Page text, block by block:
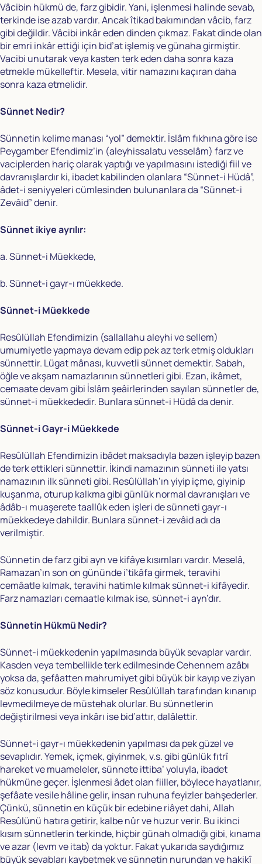
Vâcibin hükmü de, farz gibidir. Yani, işlenmesi halinde sevab,
terkinde ise azab vardır. Ancak îtikad bakımından vâcib, farz
gibi değildir. Vâcibi inkâr eden dinden çıkmaz. Fakat dinde olan
bir emri inkâr ettiği için bid’at işlemiş ve günaha girmiştir.
Vacibi unutarak veya kasten terk eden daha sonra kaza
etmekle mükelleftir. Mesela, vitir namazını kaçıran daha
sonra kaza etmelidir.
Sünnet Nedir?
Sünnetin kelime manası “yol” demektir. İslâm fıkhına göre ise
Peygamber Efendimiz’in (aleyhissalatu vesselâm) farz ve
vaciplerden hariç olarak yaptığı ve yapılmasını istediği fiil ve
davranışlardır ki, ibadet kabilinden olanlara “Sünnet-i Hüdâ”,
âdet-i seniyyeleri cümlesinden bulunanlara da “Sünnet-i
Zevâid” denir.
Sünnet ikiye ayrılır:
a. Sünnet-i Müekkede,
b. Sünnet-i gayr-ı müekkede.
Sünnet-i Müekkede
Resûlüllah Efendimizin (sallallahu aleyhi ve sellem)
umumiyetle yapmaya devam edip pek az terk etmiş oldukları
sünnettir. Lügat mânası, kuvvetli sünnet demektir. Sabah,
öğle ve akşam namazlarının sünnetleri gibi. Ezan, ikâmet,
cemaate devam gibi İslâm şeâirlerinden sayılan sünnetler de,
sünnet-i müekkededir. Bunlara sünnet-i Hüdâ da denir.
Sünnet-i Gayr-i Müekkede
Resûlüllah Efendimizin ibâdet maksadıyla bazen işleyip bazen
de terk ettikleri sünnettir. İkindi namazının sünneti ile yatsı
namazının ilk sünneti gibi. Resûlüllah’ın yiyip içme, giyinip
kuşanma, oturup kalkma gibi günlük normal davranışları ve
âdâb-ı muaşerete taallûk eden işleri de sünneti gayr-ı
müekkedeye dahildir. Bunlara sünnet-i zevâid adı da
verilmiştir.
Sünnetin de farz gibi ayn ve kifâye kısımları vardır. Meselâ,
Ramazan’ın son on gününde i’tikâfa girmek, teravihi
cemâatle kılmak, teravihi hatimle kılmak sünnet-i kifâyedir.
Farz namazları cemaatle kılmak ise, sünnet-i ayn’dır.
Sünnetin Hükmü Nedir?
Sünnet-i müekkedenin yapılmasında büyük sevaplar vardır.
Kasden veya tembellikle terk edilmesinde Cehennem azâbı
yoksa da, şefâatten mahrumiyet gibi büyük bir kayıp ve ziyan
söz konusudur. Böyle kimseler Resûlüllah tarafından kınanıp
levmedilmeye de müstehak olurlar. Bu sünnetlerin
değiştirilmesi veya inkârı ise bid’attır, dalâlettir.
Sünnet-i gayr-ı müekkedenin yapılması da pek güzel ve
sevaplıdır. Yemek, içmek, giyinmek, v.s. gibi günlük fıtrî
hareket ve muameleler, sünnete ittiba’ yoluyla, ibadet
hükmüne geçer. İşlenmesi âdet olan fiiller, böylece hayatlanır,
şefâate vesile hâline gelir, insan ruhuna feyizler bahşederler.
Çünkü, sünnetin en küçük bir edebine riâyet dahi, Allah
Resûlünü hatıra getirir, kalbe nûr ve huzur verir. Bu ikinci
kısım sünnetlerin terkinde, hiçbir günah olmadığı gibi, kınama
ve azar (levm ve itab) da yoktur. Fakat yukarıda saydığımız
büyük sevabları kaybetmek ve sünnetin nurundan ve hakikî